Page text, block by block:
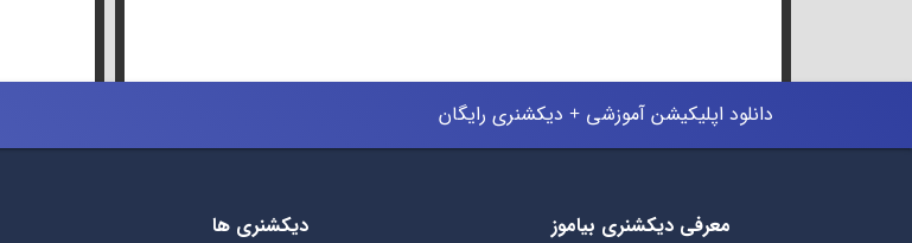
دانلود اپلیکیشن آموزشی + دیکشنری رایگان
معرفی دیکشنری بیاموز دیکشنری ها